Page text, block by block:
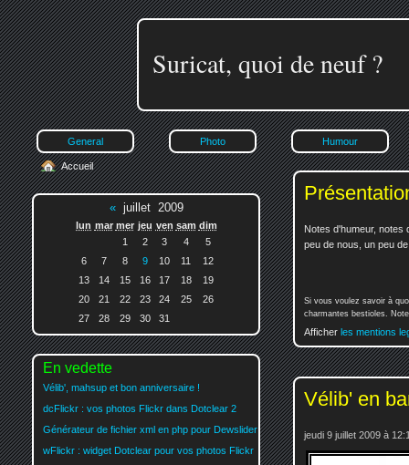
Suricat, quoi de neuf ?
General Photo Humour
Notes d'humeur, notes
peu de nous, un peu
Si vous voulez savoir à
charmantes bestioles.
Afficher les mentions
Vélib' en
jeudi 9 juillet 2009 à
Accueil
«juillet 2009
lun mar mer jeu ven sam dim
1
2 3 4
5
6
7 8 9 10 11
12
13
14 15 16 17 18
19
20
21 22 23 24 25
26
27
28 29 30 31
En vedette
Vélib', mahsup et bon anniversaire !
dcFlickr : vos photos Flickr dans Dotclear 2
Générateur de fichier xml en php pour Dewslider
wFlickr : widget Dotclear pour vos photos Flickr